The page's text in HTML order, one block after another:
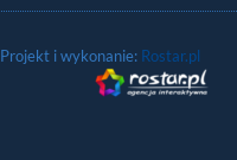
Projekt i wykonanie: Rostar.pl